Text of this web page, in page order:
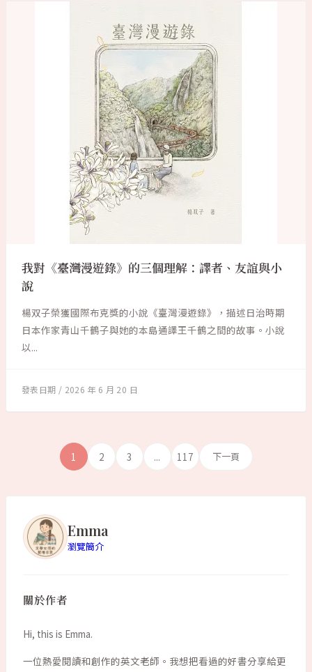
我對《臺灣漫遊錄》的三個理解：譯者、友誼與小
說
楊双子榮獲國際布克獎的小說《臺灣漫遊錄》，描述日治時期
日本作家青山千鶴子與她的本島通譯王千鶴之間的故事。小說
以...
2026 年 6 月 20 日
1 2 3 ... 117 下一頁
Emma
瀏覽簡介
關於作者
Hi, this is Emma.
一位熱愛閱讀和創作的英文老師。我想把看過的好書分享給更